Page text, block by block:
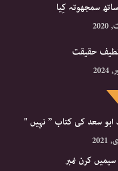
سمجھوتہ کِیا
حقیقت
ابو سعد کی کتاب ” نہیں "
کرن نمبر